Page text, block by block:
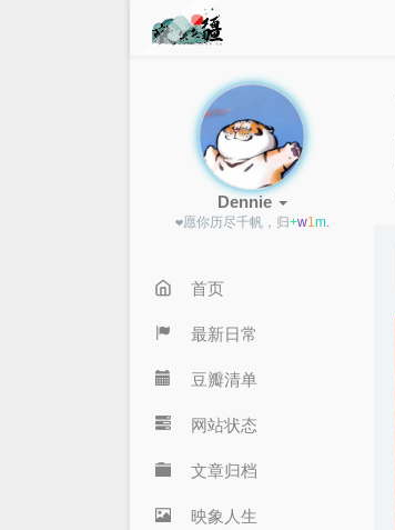
Dennie
❤愿你历尽千 W9%I7
首页
最新日常
豆瓣清单
网站状态
文章归档
映象人生